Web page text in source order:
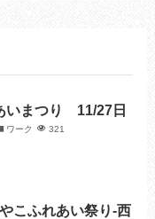
いまつり 11/27日
ワーク 321
こふれあい祭り-西